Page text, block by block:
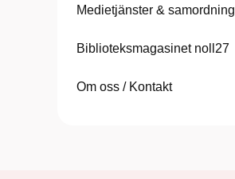
Medietjänster & samordning
Biblioteksmagasinet noll27
Om oss / Kontakt